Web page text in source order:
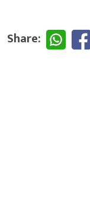
Share: